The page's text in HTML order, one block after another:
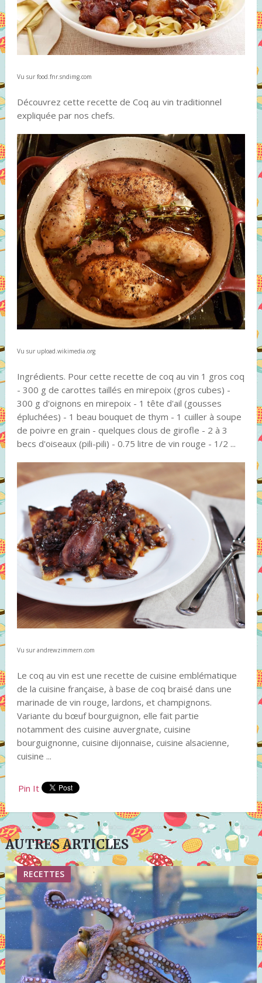
Vu sur food.fnr.sndimg.com
Découvrez cette recette de Coq au vin traditionnel
expliquée par nos chefs.
Vu sur upload.wikimedia.org
Ingrédients. Pour cette recette de coq au vin 1 gros coq
- 300 g de carottes taillés en mirepoix (gros cubes) -
300 g d'oignons en mirepoix - 1 tête d'ail (gousses
épluchées) - 1 beau bouquet de thym - 1 cuiller à soupe
de poivre en grain - quelques clous de girofle - 2 à 3
becs d'oiseaux (pili-pili) - 0.75 litre de vin rouge - 1/2 ...
Vu sur andrewzimmern.com
Le coq au vin est une recette de cuisine emblématique
de la cuisine française, à base de coq braisé dans une
marinade de vin rouge, lardons, et champignons.
Variante du bœuf bourguignon, elle fait partie
notamment des cuisine auvergnate, cuisine
bourguignonne, cuisine dijonnaise, cuisine alsacienne,
cuisine ...
Pin It
AUTRES ARTICLES
RECETTES